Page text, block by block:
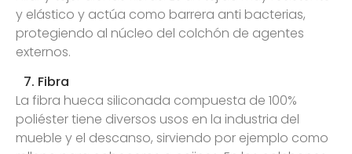
y elástico y actúa como barrera anti bacterias,
protegiendo al núcleo del colchón de agentes
externos.
7. Fibra
La fibra hueca siliconada compuesta de 100%
poliéster tiene diversos usos en la industria del
mueble y el descanso, sirviendo por ejemplo como